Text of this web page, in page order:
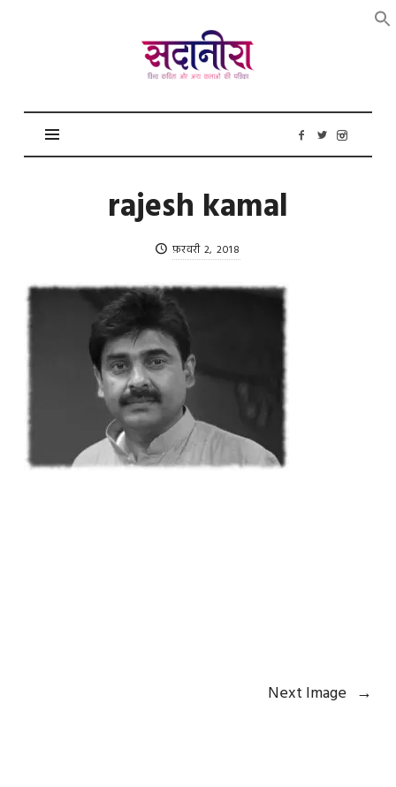
सदानीरा
rajesh kamal
फ़रवरी 2, 2018
Next Image →